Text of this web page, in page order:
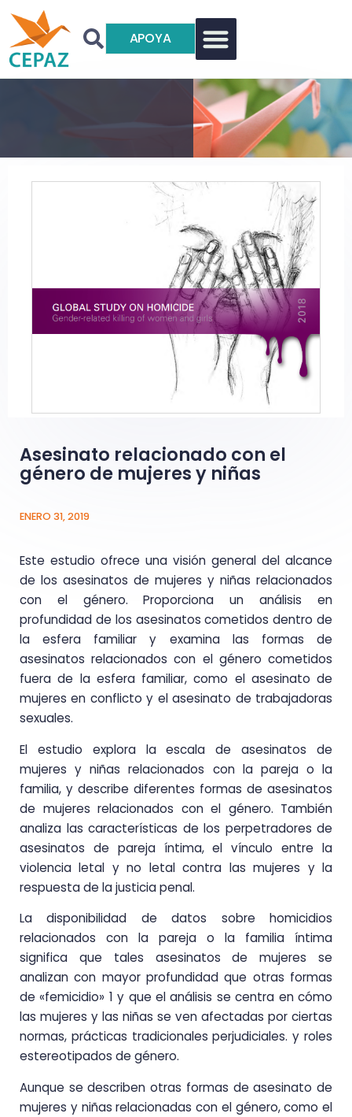
APOYA
Asesinato relacionado con el
género de mujeres y niñas
ENERO 31, 2019
Este estudio ofrece una visión general del alcance
de los asesinatos de mujeres y niñas relacionados
con el género. Proporciona un análisis en
profundidad de los asesinatos cometidos dentro de
la esfera familiar y examina las formas de
asesinatos relacionados con el género cometidos
fuera de la esfera familiar, como el asesinato de
mujeres en conflicto y el asesinato de trabajadoras
sexuales.
El estudio explora la escala de asesinatos de
mujeres y niñas relacionados con la pareja o la
familia, y describe diferentes formas de asesinatos
de mujeres relacionados con el género. También
analiza las características de los perpetradores de
asesinatos de pareja íntima, el vínculo entre la
violencia letal y no letal contra las mujeres y la
respuesta de la justicia penal.
La disponibilidad de datos sobre homicidios
relacionados con la pareja o la familia íntima
significa que tales asesinatos de mujeres se
analizan con mayor profundidad que otras formas
de «femicidio» 1 y que el análisis se centra en cómo
las mujeres y las niñas se ven afectadas por ciertas
normas, prácticas tradicionales perjudiciales. y roles
estereotipados de género.
Aunque se describen otras formas de asesinato de
mujeres y niñas relacionadas con el género, como el